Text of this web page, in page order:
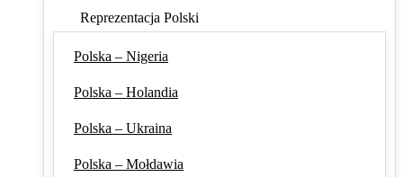
Reprezentacja Polski
Polska – Nigeria
Polska – Holandia
Polska – Ukraina
Polska – Mołdawia